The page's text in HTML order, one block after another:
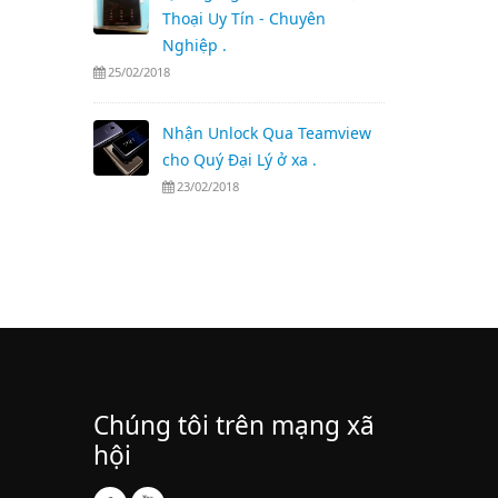
Thoại Uy Tín - Chuyên
Nghiệp .
25/02/2018
Nhận Unlock Qua Teamview
cho Quý Đại Lý ở xa .
23/02/2018
Chúng tôi trên mạng xã
hội